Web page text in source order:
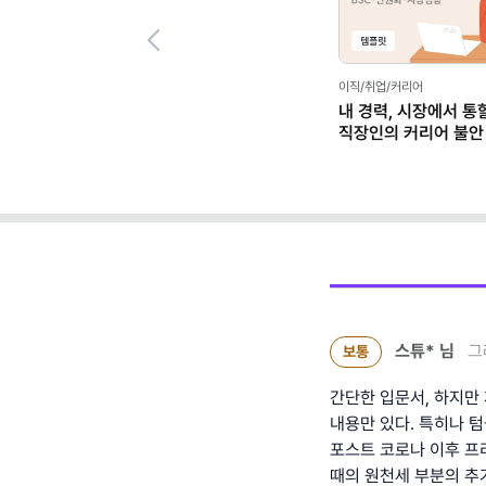
이직/취업/커리어
내 경력, 시장에서 통
직장인의 커리어 불
보통 스튜* 님
간단한 입문서, 하지
내용만 있다. 특히나
포스트 코로나 이후
때의 원천세 부분의